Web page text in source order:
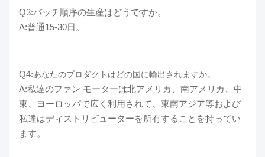
Q3:バッチ順序の生産はどうですか。
A:普通15-30日。
Q4:あなたのプロダクトはどの国に輸出されますか。
A:私達のファン モーターは北アメリカ、南アメリカ、中
東、ヨーロッパで広く利用されて、東南アジア等および
私達はディストリビューターを所有することを持ってい
ます。